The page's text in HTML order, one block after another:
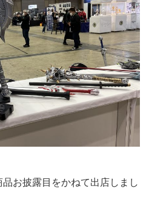
お披露目をかねて出店しまし